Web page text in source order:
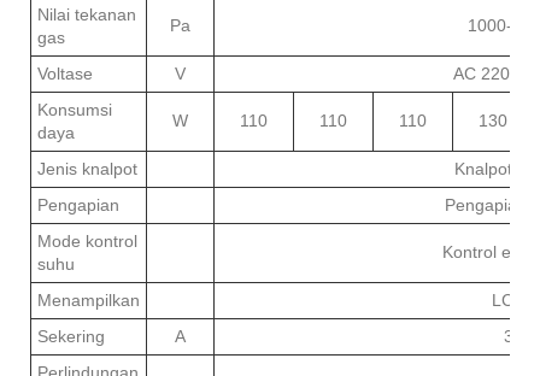
Nilai tekanan
gas
Pa 1000-
Voltase V
AC
Konsumsi
daya
W 110 110 110 130
Jenis knalpot
Knalpot
Pengapian
Pengapian
Mode kontrol
suhu
Kontrol
Menampilkan
LCD
Sekering
A
3